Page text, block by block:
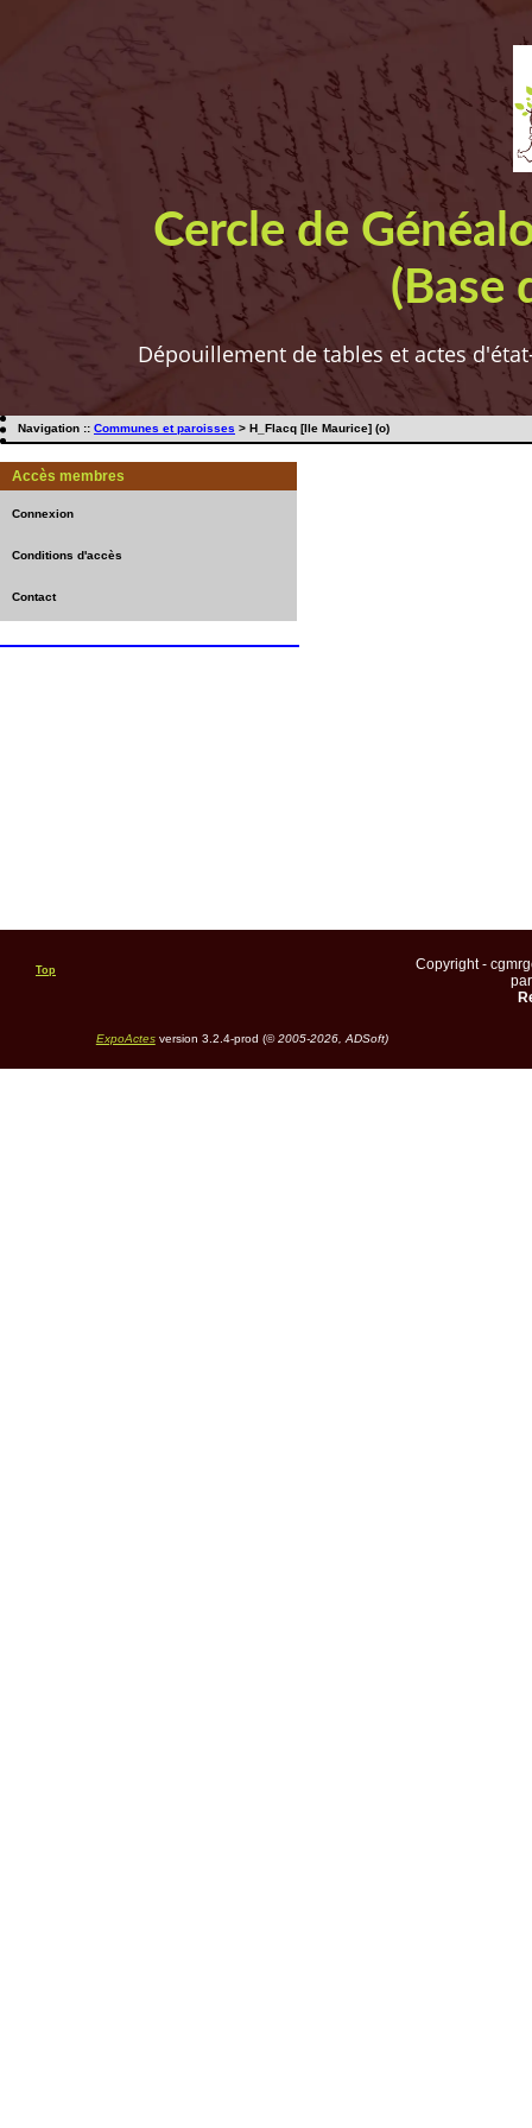
Cercle de
(Base
Dépouillement de tables et actes
Navigation :: Communes et paroisses > H_Flacq [Ile Maurice] (o)
Accès membres
Connexion
Conditions d'accès
Contact
Top
Copyright -
ExpoActesversion 3.2.4-prod (©2005-2026, ADSoft)